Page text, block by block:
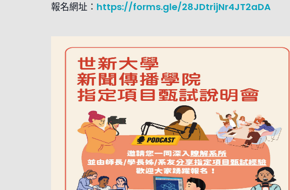
報名網址： https://forms.gle/28JDtrijNr4JT2aDA